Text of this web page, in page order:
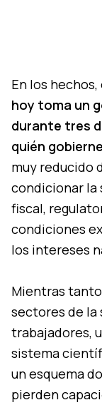
En los
hoy toma un
durante tres
quién
muy reducido
condicionar la
fiscal,
condiciones
los intereses
Mientras
sectores de la
trabajadores,
sistema
un esquema
pierden